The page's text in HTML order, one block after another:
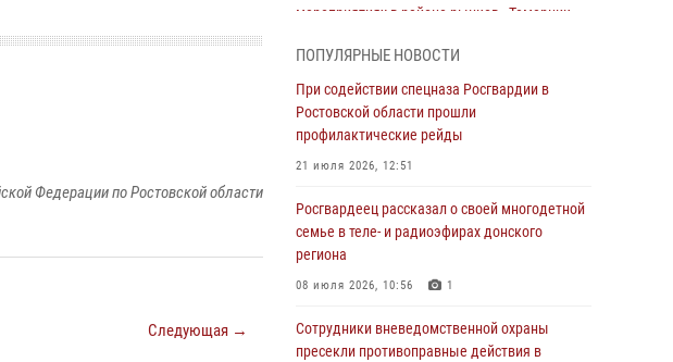
Федерации по Ростовской области
Следующая →
мероприятиях в районе рынков «Темерник»
Росгвардейцы из Ростовской области
приняли участие в молебне в честь небесного
покровителя князя Владимира и Крещения
При содействии спецназа Росгвардии в
Ростовской области прошли
профилактические рейды
В Ростовской области экипаж
ПОПУЛЯРНЫЕ НОВОСТИ
При содействии спецназа Росгвардии в
Ростовской области прошли
профилактические рейды
21 июля 2026, 12:51
Росгвардеец рассказал о своей многодетной
семье в теле- и радиоэфирах донского
региона
08 июля 2026, 10:56 1
Сотрудники вневедомственной охраны
пресекли противоправные действия в